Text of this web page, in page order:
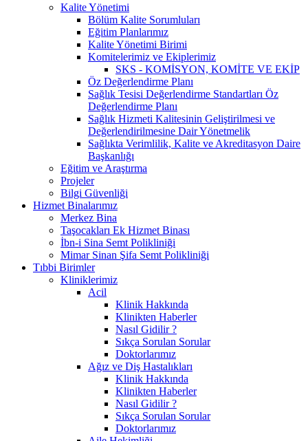
Kalite Yönetimi
Bölüm Kalite Sorumluları
Eğitim Planlarımız
Kalite Yönetimi Birimi
Komitelerimiz ve Ekiplerimiz
SKS - KOMİSYON, KOMİTE VE EKİP
Öz Değerlendirme Planı
Sağlık Tesisi Değerlendirme Standartları Öz
Değerlendirme Planı
Sağlık Hizmeti Kalitesinin Geliştirilmesi ve
Değerlendirilmesine Dair Yönetmelik
Sağlıkta Verimlilik, Kalite ve Akreditasyon Daire
Başkanlığı
Eğitim ve Araştırma
Projeler
Bilgi Güvenliği
Hizmet Binalarımız
Merkez Bina
Taşocakları Ek Hizmet Binası
İbn-i Sina Semt Polikliniği
Mimar Sinan Şifa Semt Polikliniği
Tıbbi Birimler
Kliniklerimiz
Acil
Klinik Hakkında
Klinikten Haberler
Nasıl Gidilir ?
Sıkça Sorulan Sorular
Doktorlarımız
Ağız ve Diş Hastalıkları
Klinik Hakkında
Klinikten Haberler
Nasıl Gidilir ?
Sıkça Sorulan Sorular
Doktorlarımız